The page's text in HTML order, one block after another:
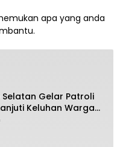
apa yang anda
Selatan Gelar Patroli
Keluhan Warga
Remaja Nongkrong